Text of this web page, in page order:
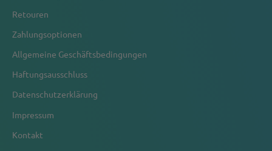
Retouren
Zahlungsoptionen
Allgemeine Geschäftsbedingungen
Haftungsausschluss
Datenschutzerklärung
Impressum
Kontakt